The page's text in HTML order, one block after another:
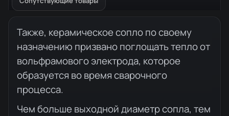
Описание товара
Также, керамическое сопло по своему
назначению призвано поглощать тепло от
вольфрамового электрода, которое
образуется во время сварочного
процесса.
Чем больше выходной диаметр сопла, тем